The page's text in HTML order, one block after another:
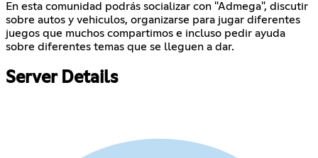
En esta comunidad podrás socializar con "Admega", discutir
sobre autos y vehiculos, organizarse para jugar diferentes
juegos que muchos compartimos e incluso pedir ayuda
sobre diferentes temas que se lleguen a dar.
Server Details